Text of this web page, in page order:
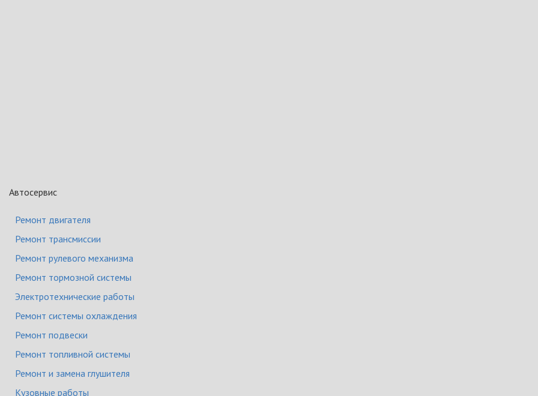
Автосервис
Ремонт двигателя
Ремонт трансмиссии
Ремонт рулевого механизма
Ремонт тормозной системы
Электротехнические работы
Ремонт системы охлаждения
Ремонт подвески
Ремонт топливной системы
Ремонт и замена глушителя
Кузовные работы